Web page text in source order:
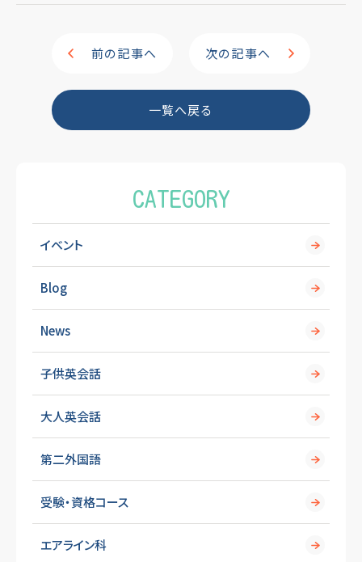
o
o
前の記事へ 次の記事へ
一覧へ戻る
CATEGORY
イベント
Blog
News
子供英会話
大人英会話
第二外国語
受験・資格コース
エアライン科